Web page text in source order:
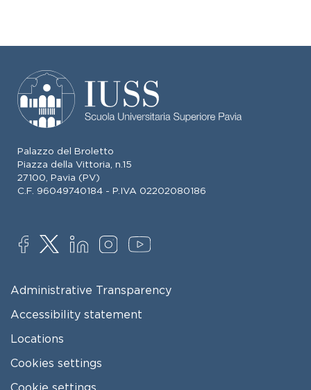
Palazzo del Broletto
Piazza della Vittoria, n.15
27100, Pavia (PV)
C.F. 96049740184 - P.IVA 02202080186
SOCIAL
FOOTER MENU
Administrative Transparency
Accessibility statement
Locations
Cookies settings